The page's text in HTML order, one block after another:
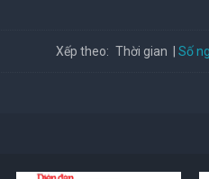
Xếp theo: Thời gian Số